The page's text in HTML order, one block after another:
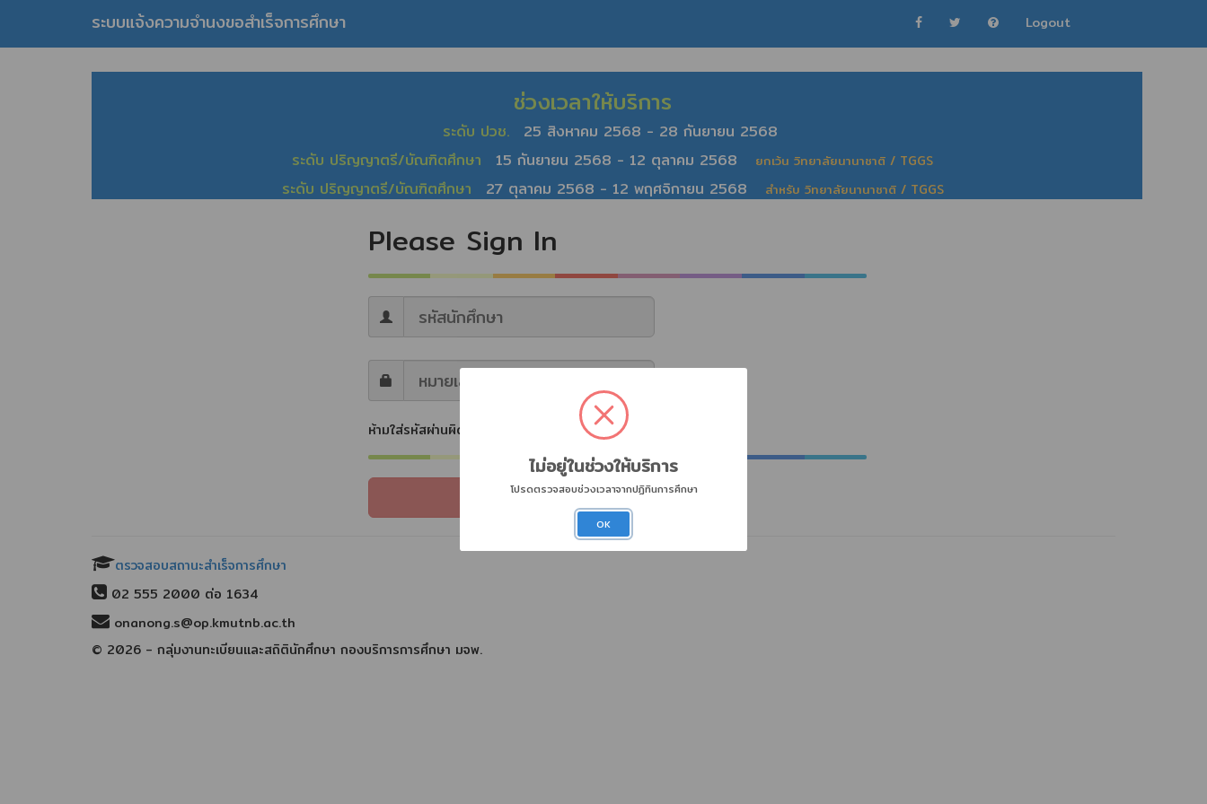
ระบบแจ้งความจำนงขอสำเร็จการศึกษา Logout
ช่วงเวลาให้บริการ
ระดับ ปวช.
25 สิงหาคม 2568 - 28 กันยายน 2568
ระดับ ปริญญาตรี/บัณฑิตศึกษา
15 กันยายน 2568 - 12 ตุลาคม 2568 ยกเว้น วิทยาลัยนานาชาติ / TGGS
ระดับ ปริญญาตรี/บัณฑิตศึกษา 27 ตุลาคม 2568 - 12 พฤศจิกายน 2568 สำหรับ วิทยาลัยนานาชาติ / TGGS
Please Sign In
ห้ามใส่รหัสผ่านผิดเกิน 3 ครั้ง
ตรวจสอบสถานะสำเร็จการศึกษา
02 555 2000 ต่อ 1634
onanong.s@op.kmutnb.ac.th
© 2026 - กลุ่มงานทะเบียนและสถิตินักศึกษา กองบริการการศึกษา มจพ.
ไม่อยู่ในช่วงให้บริการ
โปรดตรวจสอบช่วงเวลาจากปฏิทินการศึกษา
OK